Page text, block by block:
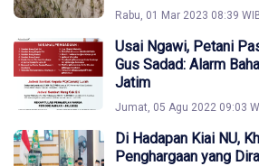
Rabu, 01 Mar 2023 08:39
Usai Ngawi, Petani
Gus Sadad: Alarm
Jatim
Jumat, 05 Agu 2022 09:03
Di Hadapan Kiai NU,
Penghargaan yang